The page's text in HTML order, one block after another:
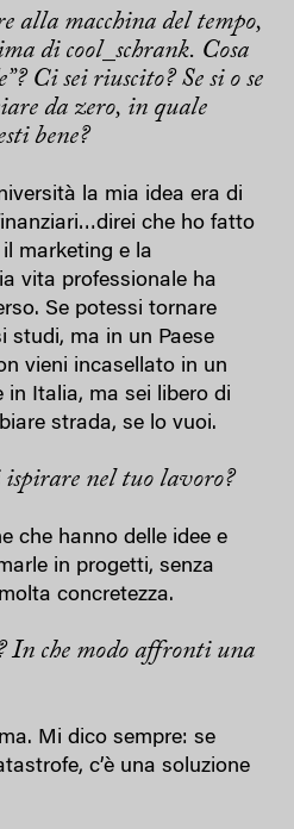
alla macchina del tempo,
di cool_schrank. Cosa
Ci sei riuscito? Se si o se
da zero, in quale
bene?
la mia idea era di
che ho fatto
marketing e la
vita professionale ha
Se potessi tornare
studi, ma in un Paese
vieni incasellato in un
in Italia, ma sei libero di
strada, se lo vuoi.
nel tuo lavoro?
che hanno delle idee e
in progetti, senza
concretezza.
In che modo affronti una
Mi dico sempre: se
c’è una soluzione